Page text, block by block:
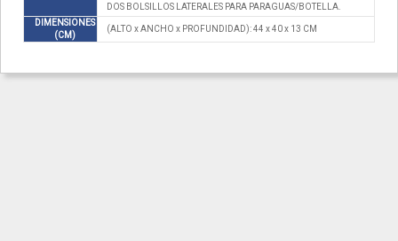
DOS BOLSILLOS LATERALES PARA PARAGUAS/BOTELLA.
DIMENSIONES
(CM)
(ALTO x ANCHO x PROFUNDIDAD): 44 x 40 x 13 CM